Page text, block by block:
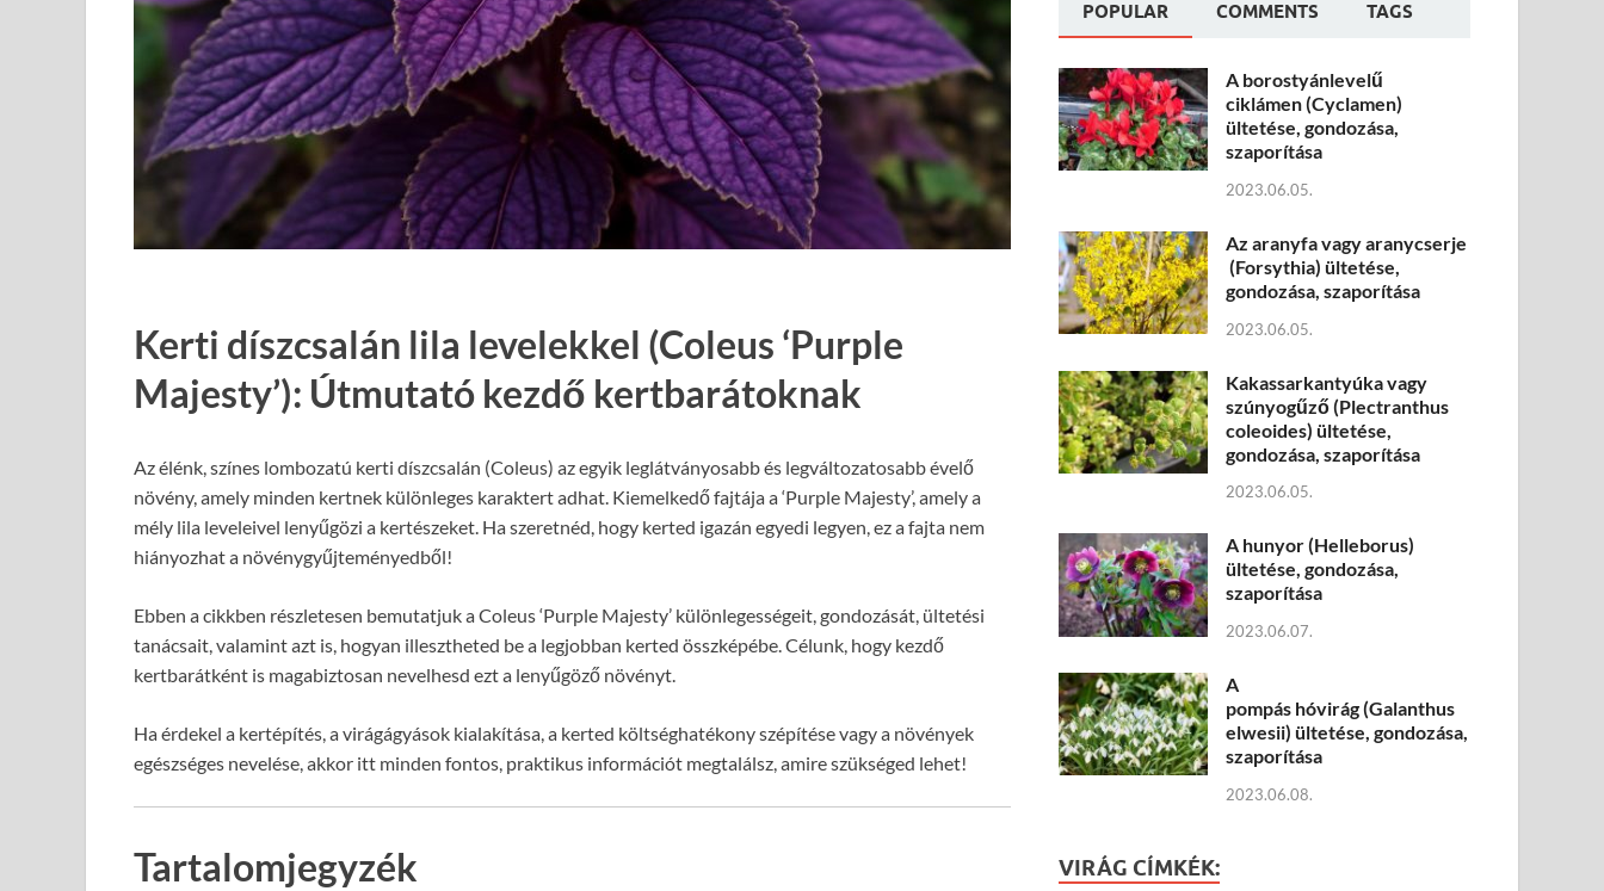
Kerti díszcsalán lila levelekkel (Coleus ‘Purple
Majesty’): Útmutató kezdő kertbarátoknak
Az élénk, színes lombozatú kerti díszcsalán (Coleus) az egyik leglátványosabb és legváltozatosabb évelő
növény, amely minden kertnek különleges karaktert adhat. Kiemelkedő fajtája a ‘Purple Majesty’, amely a
mély lila leveleivel lenyűgözi a kertészeket. Ha szeretnéd, hogy kerted igazán egyedi legyen, ez a fajta nem
hiányozhat a növénygyűjteményedből!
Ebben a cikkben részletesen bemutatjuk a Coleus ‘Purple Majesty’ különlegességeit, gondozását, ültetési
tanácsait, valamint azt is, hogyan illesztheted be a legjobban kerted összképébe. Célunk, hogy kezdő
kertbarátként is magabiztosan nevelhesd ezt a lenyűgöző növényt.
Ha érdekel a kertépítés, a virágágyások kialakítása, a kerted költséghatékony szépítése vagy a növények
egészséges nevelése, akkor itt minden fontos, praktikus információt megtalálsz, amire szükséged lehet!
Tartalomjegyzék
POPULAR COMMENTS TAGS
A borostyánlevelű
ciklámen (Cyclamen)
ültetése, gondozása,
szaporítása
2023.06.05.
Az aranyfa vagy aranycserje
(Forsythia) ültetése,
gondozása, szaporítása
2023.06.05.
Kakassarkantyúka vagy
szúnyogűző (Plectranthus
coleoides) ültetése,
gondozása, szaporítása
2023.06.05.
A hunyor (Helleborus)
ültetése, gondozása,
szaporítása
2023.06.07.
A
pompás hóvirág (Galanthus
elwesii) ültetése, gondozása,
szaporítása
2023.06.08.
VIRÁG CÍMKÉK: